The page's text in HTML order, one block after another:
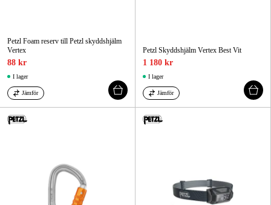
Petzl Foam reserv till Petzl skyddshjälm
Vertex
88 kr
I lager
Jämför
Petzl Skyddshjälm Vertex Best Vit
1 180 kr
I lager
Jämför